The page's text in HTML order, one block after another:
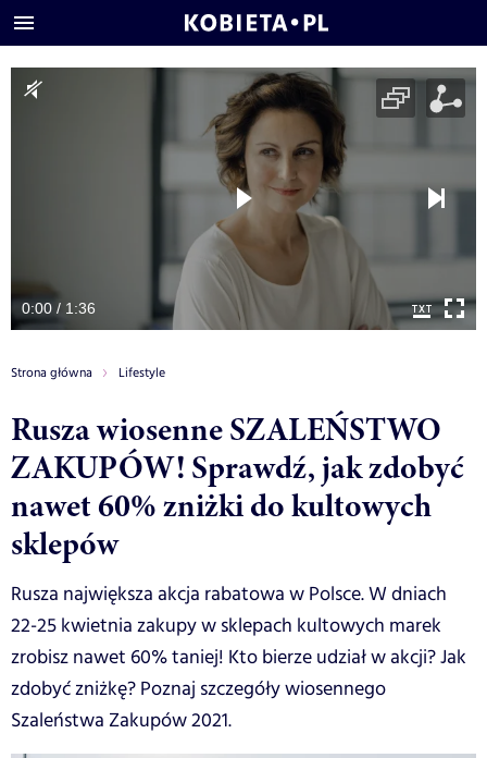
0:00 / 1:36
Strona główna Lifestyle
Rusza wiosenne SZALEŃSTWO
ZAKUPÓW! Sprawdź, jak zdobyć
nawet 60% zniżki do kultowych
sklepów
Rusza największa akcja rabatowa w Polsce. W dniach
22-25 kwietnia zakupy w sklepach kultowych marek
zrobisz nawet 60% taniej! Kto bierze udział w akcji? Jak
zdobyć zniżkę? Poznaj szczegóły wiosennego
Szaleństwa Zakupów 2021.